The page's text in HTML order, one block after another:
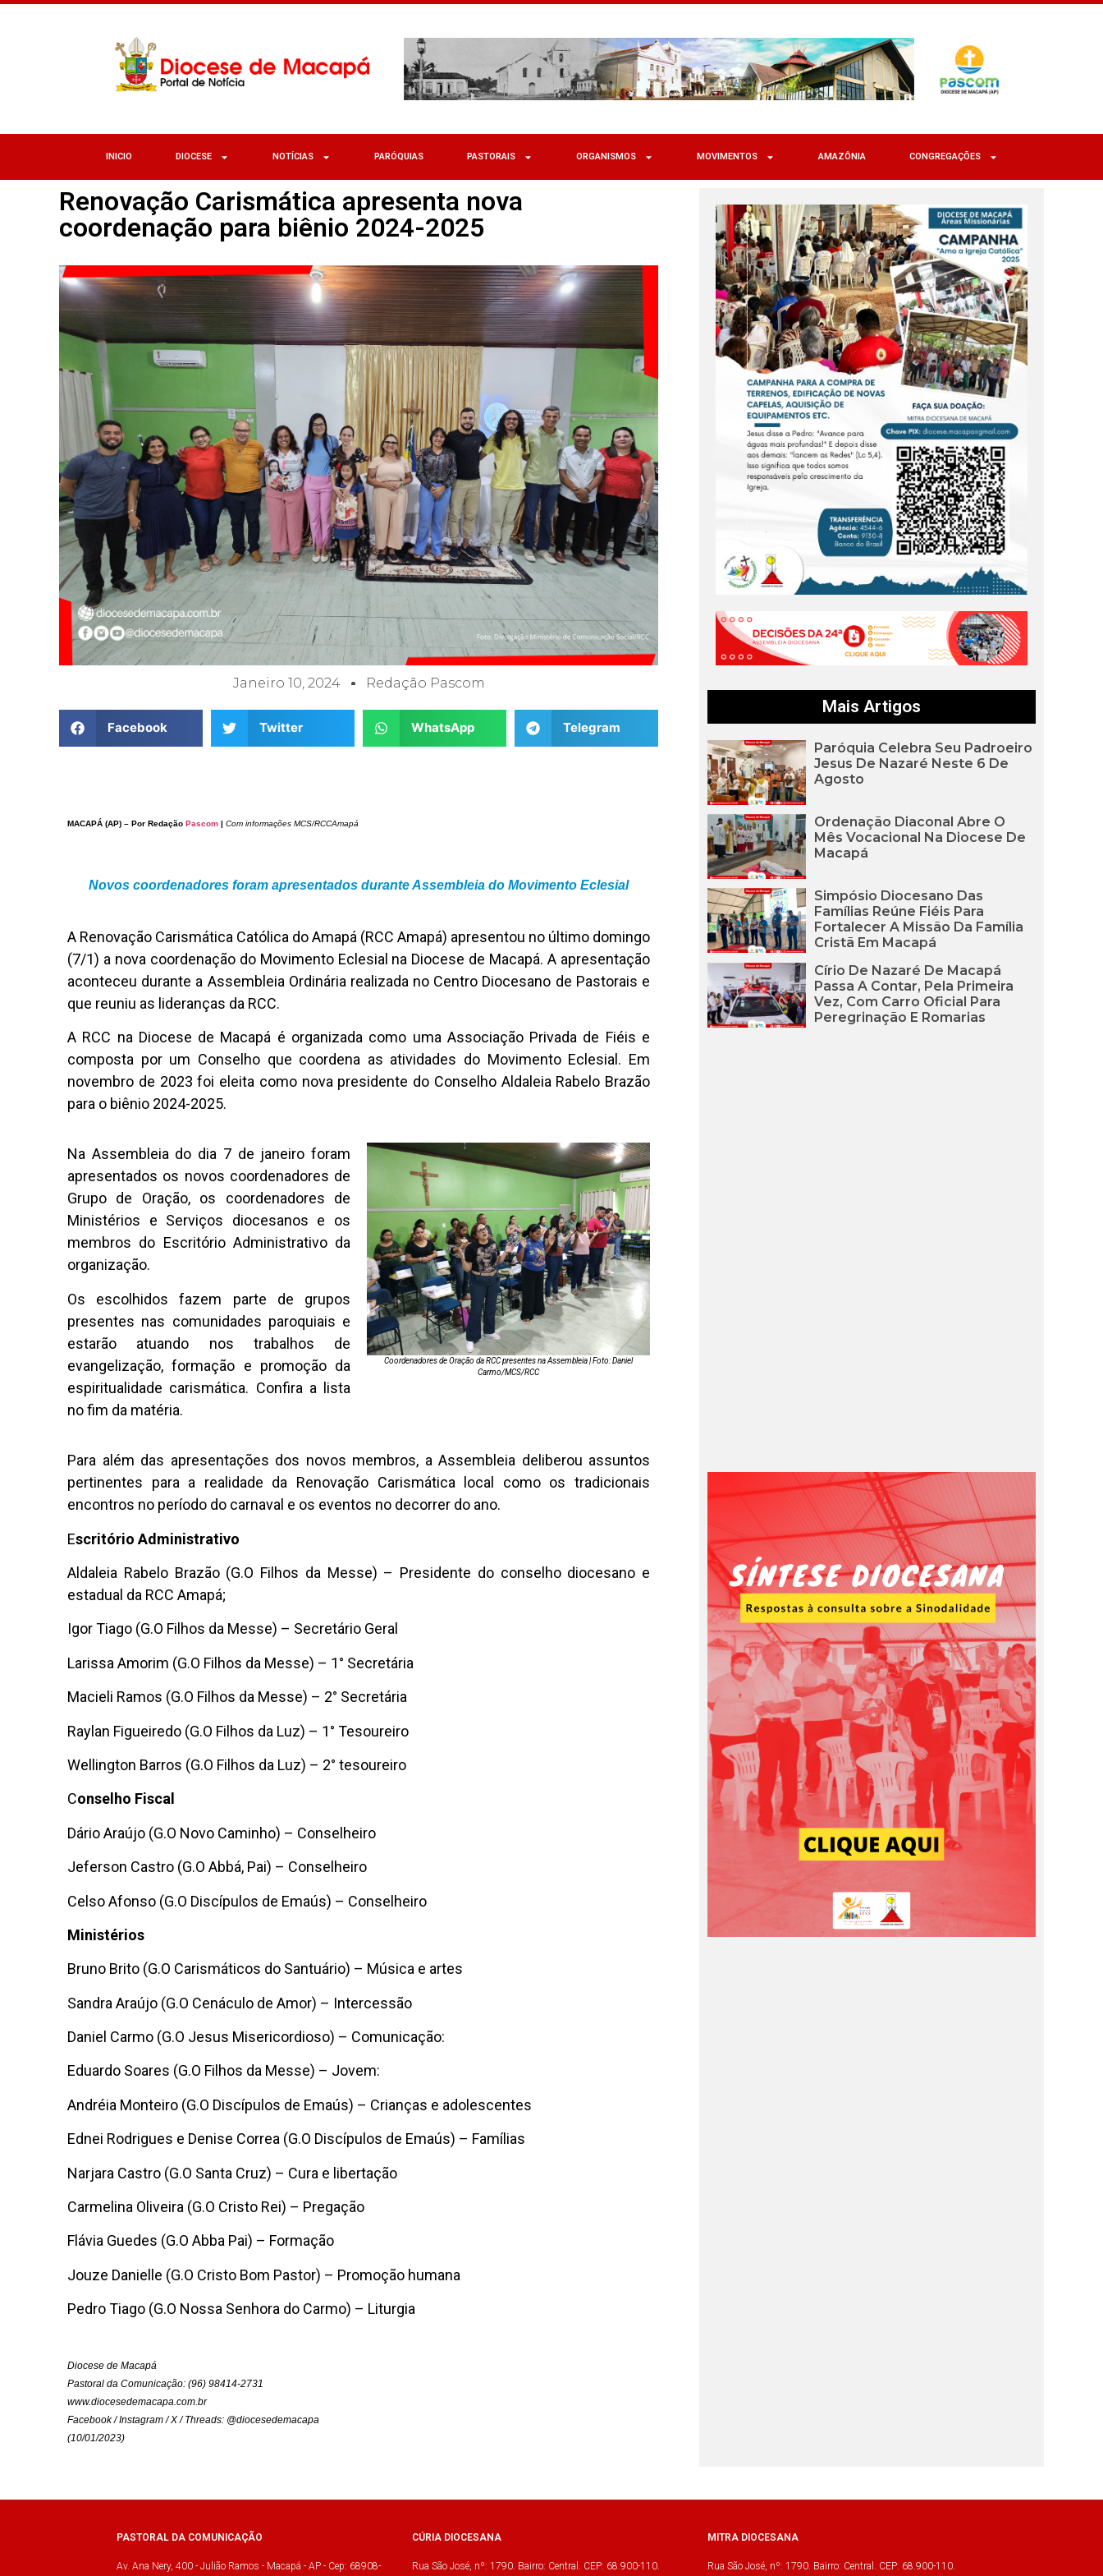
INICIO DIOCESE NOTÍCIAS PARÓQUIAS PASTORAIS ORGANISMOS MOVIMENTOS AMAZÔNIA CONGREGAÇÕES
Renovação Carismática apresenta nova
coordenação para biênio 2024-2025
Janeiro 10, 2024 Redação Pascom
Facebook Twitter WhatsApp Telegram
MACAPÁ (AP) – Por Redação Pascom | Com informações MCS/RCCAmapá
Novos coordenadores foram apresentados durante Assembleia do Movimento Eclesial
A Renovação Carismática Católica do Amapá (RCC Amapá) apresentou no último domingo
(7/1) a nova coordenação do Movimento Eclesial na Diocese de Macapá. A apresentação
aconteceu durante a Assembleia Ordinária realizada no Centro Diocesano de Pastorais e
que reuniu as lideranças da RCC.
A RCC na Diocese de Macapá é organizada como uma Associação Privada de Fiéis e
composta por um Conselho que coordena as atividades do Movimento Eclesial. Em
novembro de 2023 foi eleita como nova presidente do Conselho Aldaleia Rabelo Brazão
para o biênio 2024-2025.
Na Assembleia do dia 7 de janeiro foram
apresentados os novos coordenadores de
Grupo de Oração, os coordenadores de
Ministérios e Serviços diocesanos e os
membros do Escritório Administrativo da
organização.
Os escolhidos fazem parte de grupos
presentes nas comunidades paroquiais e
estarão atuando nos trabalhos de
evangelização, formação e promoção da
espiritualidade carismática. Confira a lista
no fim da matéria.
Coordenadores de Oração da RCC presentes na Assembleia | Foto: Daniel
Carmo/MCS/RCC
Para além das apresentações dos novos membros, a Assembleia deliberou assuntos
pertinentes para a realidade da Renovação Carismática local como os tradicionais
encontros no período do carnaval e os eventos no decorrer do ano.
Escritório Administrativo
Aldaleia Rabelo Brazão (G.O Filhos da Messe) – Presidente do conselho diocesano e
estadual da RCC Amapá;
Igor Tiago (G.O Filhos da Messe) – Secretário Geral
Larissa Amorim (G.O Filhos da Messe) – 1° Secretária
Macieli Ramos (G.O Filhos da Messe) – 2° Secretária
Raylan Figueiredo (G.O Filhos da Luz) – 1° Tesoureiro
Wellington Barros (G.O Filhos da Luz) – 2° tesoureiro
Conselho Fiscal
Dário Araújo (G.O Novo Caminho) – Conselheiro
Jeferson Castro (G.O Abbá, Pai) – Conselheiro
Celso Afonso (G.O Discípulos de Emaús) – Conselheiro
Ministérios
Bruno Brito (G.O Carismáticos do Santuário) – Música e artes
Sandra Araújo (G.O Cenáculo de Amor) – Intercessão
Daniel Carmo (G.O Jesus Misericordioso) – Comunicação:
Eduardo Soares (G.O Filhos da Messe) – Jovem:
Andréia Monteiro (G.O Discípulos de Emaús) – Crianças e adolescentes
Ednei Rodrigues e Denise Correa (G.O Discípulos de Emaús) – Famílias
Narjara Castro (G.O Santa Cruz) – Cura e libertação
Carmelina Oliveira (G.O Cristo Rei) – Pregação
Flávia Guedes (G.O Abba Pai) – Formação
Jouze Danielle (G.O Cristo Bom Pastor) – Promoção humana
Pedro Tiago (G.O Nossa Senhora do Carmo) – Liturgia
Diocese de Macapá
Pastoral da Comunicação: (96) 98414-2731
www.diocesedemacapa.com.br
Facebook / Instagram / X / Threads: @diocesedemacapa
(10/01/2023)
Mais Artigos
Paróquia Celebra Seu Padroeiro
Jesus De Nazaré Neste 6 De
Agosto
Ordenação Diaconal Abre O
Mês Vocacional Na Diocese De
Macapá
Simpósio Diocesano Das
Famílias Reúne Fiéis Para
Fortalecer A Missão Da Família
Cristã Em Macapá
Círio De Nazaré De Macapá
Passa A Contar, Pela Primeira
Vez, Com Carro Oficial Para
Peregrinação E Romarias
PASTORAL DA COMUNICAÇÃO
Av. Ana Nery, 400 - Julião Ramos - Macapá - AP - Cep: 68908-
CÚRIA DIOCESANA
Rua São José, nº: 1790. Bairro: Central. CEP: 68.900-110.
MITRA DIOCESANA
Rua São José, nº: 1790. Bairro: Central. CEP: 68.900-110.